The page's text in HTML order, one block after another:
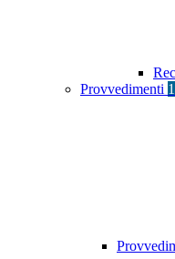
Provvedimenti